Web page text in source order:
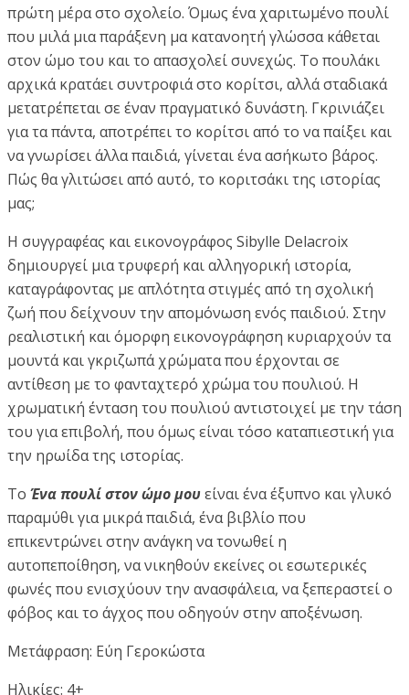
πρώτη μέρα στο σχολείο. Όμως ένα χαριτωμένο πουλί
που μιλά μια παράξενη μα κατανοητή γλώσσα κάθεται
στον ώμο του και το απασχολεί συνεχώς. Το πουλάκι
αρχικά κρατάει συντροφιά στο κορίτσι, αλλά σταδιακά
μετατρέπεται σε έναν πραγματικό δυνάστη. Γκρινιάζει
για τα πάντα, αποτρέπει το κορίτσι από το να παίξει και
να γνωρίσει άλλα παιδιά, γίνεται ένα ασήκωτο βάρος.
Πώς θα γλιτώσει από αυτό, το κοριτσάκι της ιστορίας
μας;
Η συγγραφέας και εικονογράφος Sibylle Delacroix
δημιουργεί μια τρυφερή και αλληγορική ιστορία,
καταγράφοντας με απλότητα στιγμές από τη σχολική
ζωή που δείχνουν την απομόνωση ενός παιδιού. Στην
ρεαλιστική και όμορφη εικονογράφηση κυριαρχούν τα
μουντά και γκριζωπά χρώματα που έρχονται σε
αντίθεση με το φανταχτερό χρώμα του πουλιού. Η
χρωματική ένταση του πουλιού αντιστοιχεί με την τάση
του για επιβολή, που όμως είναι τόσο καταπιεστική για
την ηρωίδα της ιστορίας.
Το Ένα πουλί στον ώμο μουείναι ένα έξυπνο και γλυκό
παραμύθι για μικρά παιδιά, ένα βιβλίο που
επικεντρώνει στην ανάγκη να τονωθεί η
αυτοπεποίθηση, να νικηθούν εκείνες οι εσωτερικές
φωνές που ενισχύουν την ανασφάλεια, να ξεπεραστεί ο
φόβος και το άγχος που οδηγούν στην αποξένωση.
Μετάφραση: Εύη Γεροκώστα
Ηλικίες: 4+